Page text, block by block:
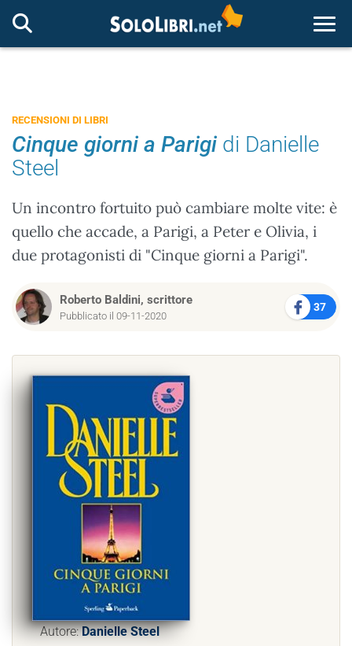
RECENSIONI DI LIBRI
Cinque giorni a Parigi di Danielle
Steel
Un incontro fortuito può cambiare molte vite: è
quello che accade, a Parigi, a Peter e Olivia, i
due protagonisti di "Cinque giorni a Parigi".
Roberto Baldini, scrittore
Pubblicato il 09-11-2020
37
Autore:Danielle Steel